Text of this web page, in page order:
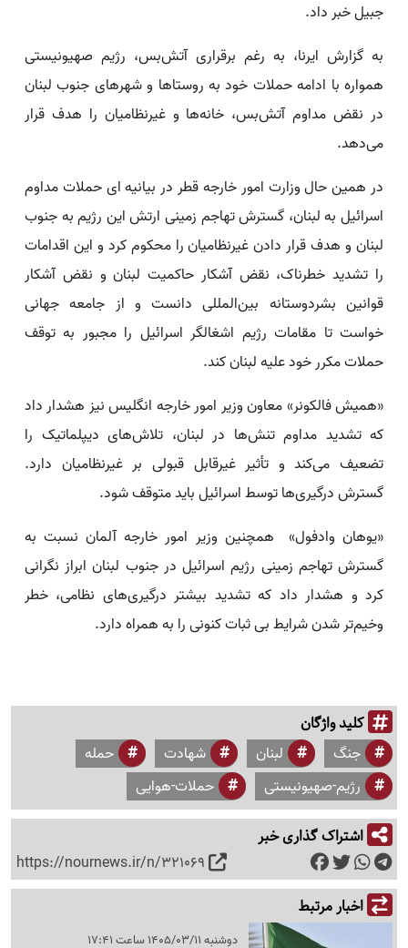
جبیل خبر داد.
به گزارش ایرنا، به رغم برقراری آتش‌بس، رژیم صهیونیستی
همواره با ادامه حملات خود به روستاها و شهرهای جنوب لبنان
در نقض مداوم آتش‌بس، خانه‌ها و غیرنظامیان را هدف قرار
می‌دهد.
در همین حال وزارت امور خارجه قطر در بیانیه ای حملات مداوم
اسرائیل به لبنان، گسترش تهاجم زمینی ارتش این رژیم به جنوب
لبنان و هدف قرار دادن غیرنظامیان را محکوم کرد و این اقدامات
را تشدید خطرناک، نقض آشکار حاکمیت لبنان و نقض آشکار
قوانین بشردوستانه بین‌المللی دانست و از جامعه جهانی
خواست تا مقامات رژیم اشغالگر اسرائیل را مجبور به توقف
حملات مکرر خود علیه لبنان کند.
«همیش فالکونر» معاون وزیر امور خارجه انگلیس نیز هشدار داد
که تشدید مداوم تنش‌ها در لبنان، تلاش‌های دیپلماتیک را
تضعیف می‌کند و تأثیر غیرقابل قبولی بر غیرنظامیان دارد.
گسترش درگیری‌ها توسط اسرائیل باید متوقف شود.
«یوهان وادفول» ‌ همچنین وزیر امور خارجه آلمان نسبت به
گسترش تهاجم زمینی رژیم اسرائیل در جنوب لبنان ابراز نگرانی
کرد و هشدار داد که تشدید بیشتر درگیری‌های نظامی، خطر
وخیم‌تر شدن شرایط بی ثبات کنونی را به همراه دارد.
کلید واژگان
جنگ لبنان شهادت
حمله
رژیم-صهیونیستی
حملات-هوایی
اشتراک گذاری خبر
https://nournews.ir/n/321069
اخبار مرتبط
دوشنبه 1405/03/11 ساعت 17:41